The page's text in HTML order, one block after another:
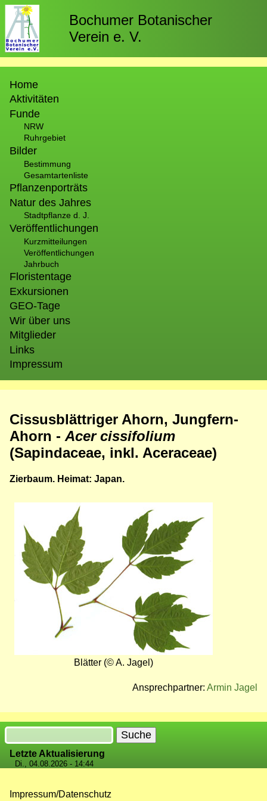
Direkt
zum
Inhalt
Bochumer Botanischer
Verein e. V.
Home
Aktivitäten
Funde
NRW
Ruhrgebiet
Bilder
Bestimmung
Gesamtartenliste
Pflanzenporträts
Natur des Jahres
Stadtpflanze d. J.
Veröffentlichungen
Kurzmitteilungen
Veröffentlichungen
Jahrbuch
Floristentage
Exkursionen
GEO-Tage
Wir über uns
Mitglieder
Links
Impressum
Cissusblättriger Ahorn, Jungfern-
Ahorn - Acer cissifolium
(Sapindaceae, inkl. Aceraceae)
Zierbaum. Heimat: Japan.
Blätter (© A. Jagel)
Ansprechpartner: Armin Jagel
Suche
Letzte Aktualisierung
Di., 04.08.2026 - 14:44
Impressum/Datenschutz